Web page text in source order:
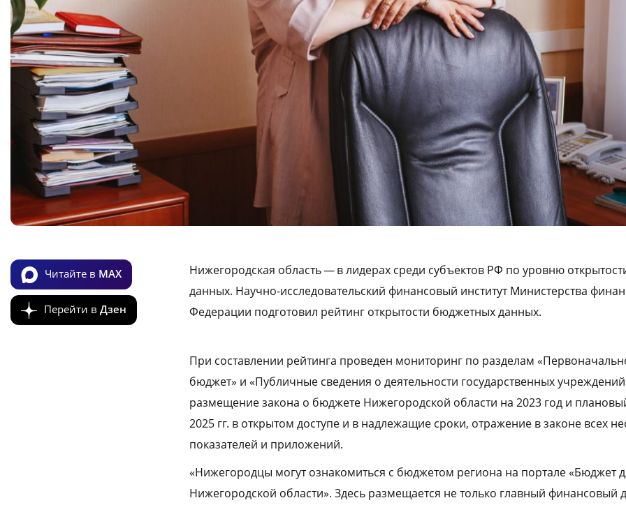
Читайте в MAX
Перейти в Дзен
Нижегородская область — в лидерах среди субъектов РФ по уровню
данных. Научно-исследовательский финансовый институт Министерства
Федерации подготовил рейтинг открытости бюджетных данных.
При составлении рейтинга проведен мониторинг по разделам
бюджет» и «Публичные сведения о деятельности государственных
размещение закона о бюджете Нижегородской области на 2023 год и
2025 гг. в открытом доступе и в надлежащие сроки, отражение в законе всех
показателей и приложений.
«Нижегородцы могут ознакомиться с бюджетом региона на портале «Бюджет
Нижегородской области». Здесь размещается не только главный финансовый